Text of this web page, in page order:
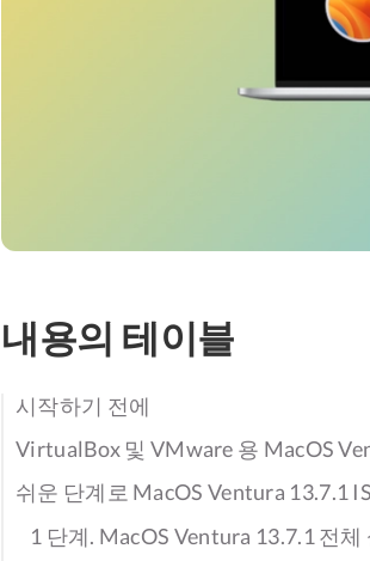
내용의 테이블
시작하기 전에
VirtualBox 및 VMware 용 MacOS
쉬운 단계로 MacOS Ventura 13.7.1
1 단계. MacOS Ventura 13.7.1 전